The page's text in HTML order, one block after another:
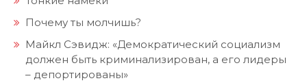
Почему ты молчишь?
Майкл Сэвидж: «Демократический социализм
должен быть криминализирован, а его лидеры
– депортированы»